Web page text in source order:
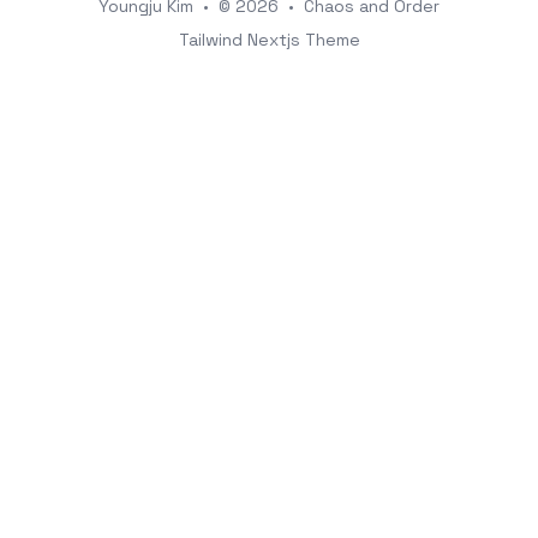
Youngju Kim • © 2026 • Chaos and Order
Tailwind Nextjs Theme